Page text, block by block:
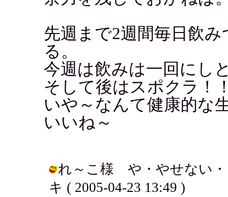
先週まで2週間毎日飲
る。
今週は飲みは一回にし
そして後はスポクラ！
いや～なんて健康的な
いいね～
れ～こ様 や・やせない・
キ ( 2005-04-23 13:49 )